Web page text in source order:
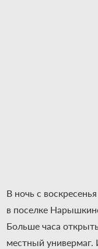
В ночь с
в поселке
Больше часа
местный